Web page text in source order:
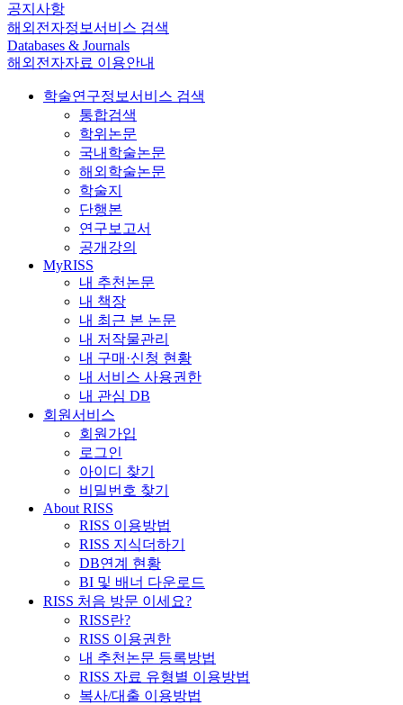
공지사항
해외전자정보서비스 검색
Databases & Journals
해외전자자료 이용안내
학술연구정보서비스 검색
통합검색
학위논문
국내학술논문
해외학술논문
학술지
단행본
연구보고서
공개강의
MyRISS
내 추천논문
내 책장
내 최근 본 논문
내 저작물관리
내 구매·신청 현황
내 서비스 사용권한
내 관심 DB
회원서비스
회원가입
로그인
아이디 찾기
비밀번호 찾기
About RISS
RISS 이용방법
RISS 지식더하기
DB연계 현황
BI 및 배너 다운로드
RISS 처음 방문 이세요?
RISS란?
RISS 이용권한
내 추천논문 등록방법
RISS 자료 유형별 이용방법
복사/대출 이용방법